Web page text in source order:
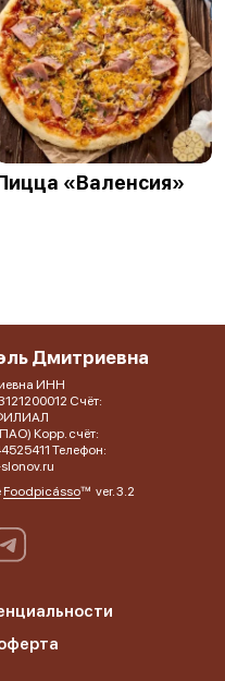
«Валенсия»
Дмитриевна
ИНН
Счёт:
ФИЛИАЛ
Корр. счёт:
Телефон:
Foodpicássover. 3.2